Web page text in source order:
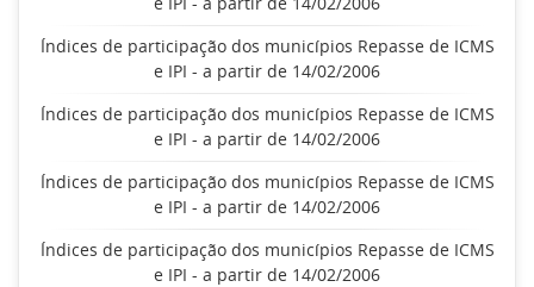
Índices de participação dos municípios Repasse de ICMS
e IPI - a partir de 14/02/2006
Índices de participação dos municípios Repasse de ICMS
e IPI - a partir de 14/02/2006
Índices de participação dos municípios Repasse de ICMS
e IPI - a partir de 14/02/2006
Índices de participação dos municípios Repasse de ICMS
e IPI - a partir de 14/02/2006